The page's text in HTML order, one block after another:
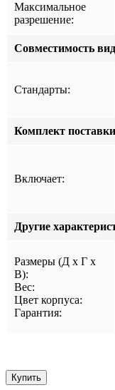
Максимальное
разрешение:
Совместимость
Стандарты:
Комплект поставки
Включает:
Другие
Размеры (Д x Г x
В):
Вес:
Цвет корпуса:
Гарантия: